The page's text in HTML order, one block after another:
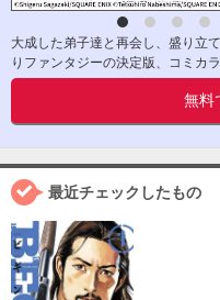
大成した弟子達と再会し、盛り立
りファンタジーの決定版、コミカ
無料
最近チェックしたもの